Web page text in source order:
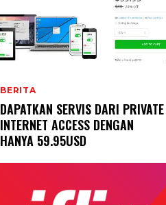
BERITA
DAPATKAN SERVIS DARI PRIVATE
INTERNET ACCESS DENGAN
HANYA 59.95USD